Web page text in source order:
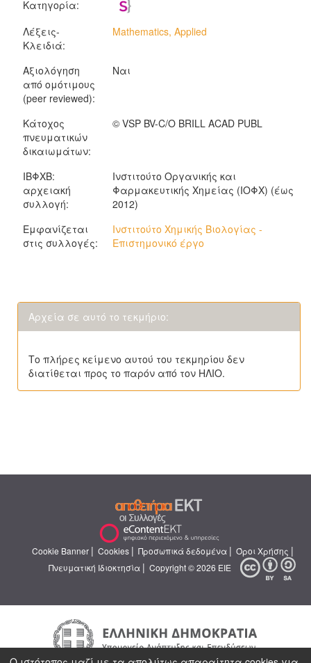
Κατηγορία:
Λέξεις-
Κλειδιά:
Mathematics, Applied
Αξιολόγηση
από ομότιμους
(peer reviewed):
Ναι
Κάτοχος
πνευματικών
δικαιωμάτων:
© VSP BV-C/O BRILL ACAD PUBL
ΙΒΦΧΒ:
αρχειακή
συλλογή:
Ινστιτούτο Οργανικής και
Φαρμακευτικής Χημείας (ΙΟΦΧ) (έως
2012)
Εμφανίζεται
στις συλλογές:
Ινστιτούτο Χημικής Βιολογίας -
Επιστημονικό έργο
Αρχεία σε αυτό το τεκμήριο:
Το πλήρες κείμενο αυτού του τεκμηρίου δεν
διατίθεται προς το παρόν από τον ΗΛΙΟ.
Cookie Banner | Cookies | Προσωπικά δεδομένα | Όροι Χρήσης |
Πνευματική Ιδιοκτησία | Copyright © 2026 ΕΙΕ